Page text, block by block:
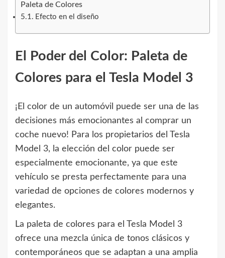
Paleta de Colores
Efecto en el diseño
El Poder del Color: Paleta de
Colores para el Tesla Model 3
¡El color de un automóvil puede ser una de las
decisiones más emocionantes al comprar un
coche nuevo! Para los propietarios del Tesla
Model 3, la elección del color puede ser
especialmente emocionante, ya que este
vehículo se presta perfectamente para una
variedad de opciones de colores modernos y
elegantes.
La paleta de colores para el Tesla Model 3
ofrece una mezcla única de tonos clásicos y
contemporáneos que se adaptan a una amplia